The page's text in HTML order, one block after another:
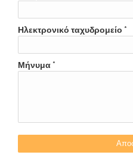
Ηλεκτρονικό ταχυδρομείο *
Μήνυμα *